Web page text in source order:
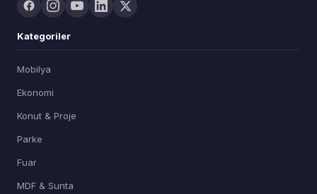
Kategoriler
Mobilya
Ekonomi
Konut & Proje
Parke
Fuar
MDF & Sunta